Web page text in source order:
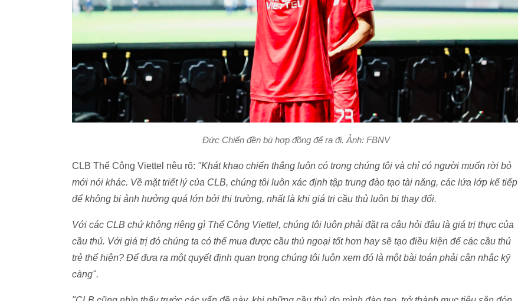
Đức Chiến đền bù hợp đồng để ra đi. Ảnh: FBNV
CLB Thể Công Viettel nêu rõ: "Khát khao chiến thắng luôn có trong chúng tôi và chỉ có người muốn rời bỏ
mới nói khác. Về mặt triết lý của CLB, chúng tôi luôn xác định tập trung đào tạo tài năng, các lứa lớp kế tiếp
để không bị ảnh hưởng quá lớn bởi thị trường, nhất là khi giá trị cầu thủ luôn bị thay đổi.
Với các CLB chứ không riêng gì Thể Công Viettel, chúng tôi luôn phải đặt ra câu hỏi đâu là giá trị thực của
cầu thủ. Với giá trị đó chúng ta có thể mua được cầu thủ ngoại tốt hơn hay sẽ tạo điều kiện để các cầu thủ
trẻ thể hiện? Để đưa ra một quyết định quan trọng chúng tôi luôn xem đó là một bài toán phải cân nhắc kỹ
càng".